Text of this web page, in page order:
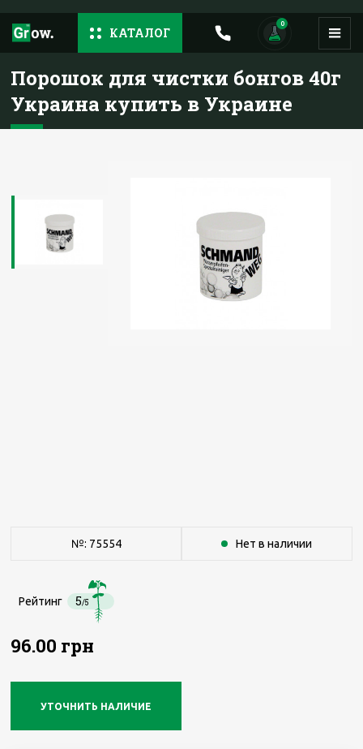
КАТАЛОГ
0
Порошок для чистки бонгов 40г
Украина купить в Украине
№: 75554 Нет в наличии
Рейтинг 5/5
96.00 грн
УТОЧНИТЬ НАЛИЧИЕ